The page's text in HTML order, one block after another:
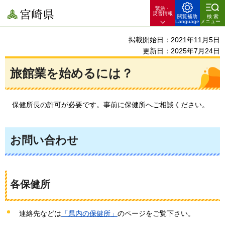
宮崎県
緊急・
災害情報
閲覧補助
Language
検索
メニュー
掲載開始日：2021年11月5日
更新日：2025年7月24日
旅館業を始めるには？
保健所長の許可が必要です。事前に保健所へご相談ください。
お問い合わせ
各保健所
連絡先などは 「県内の保健所」 のページをご覧下さい。